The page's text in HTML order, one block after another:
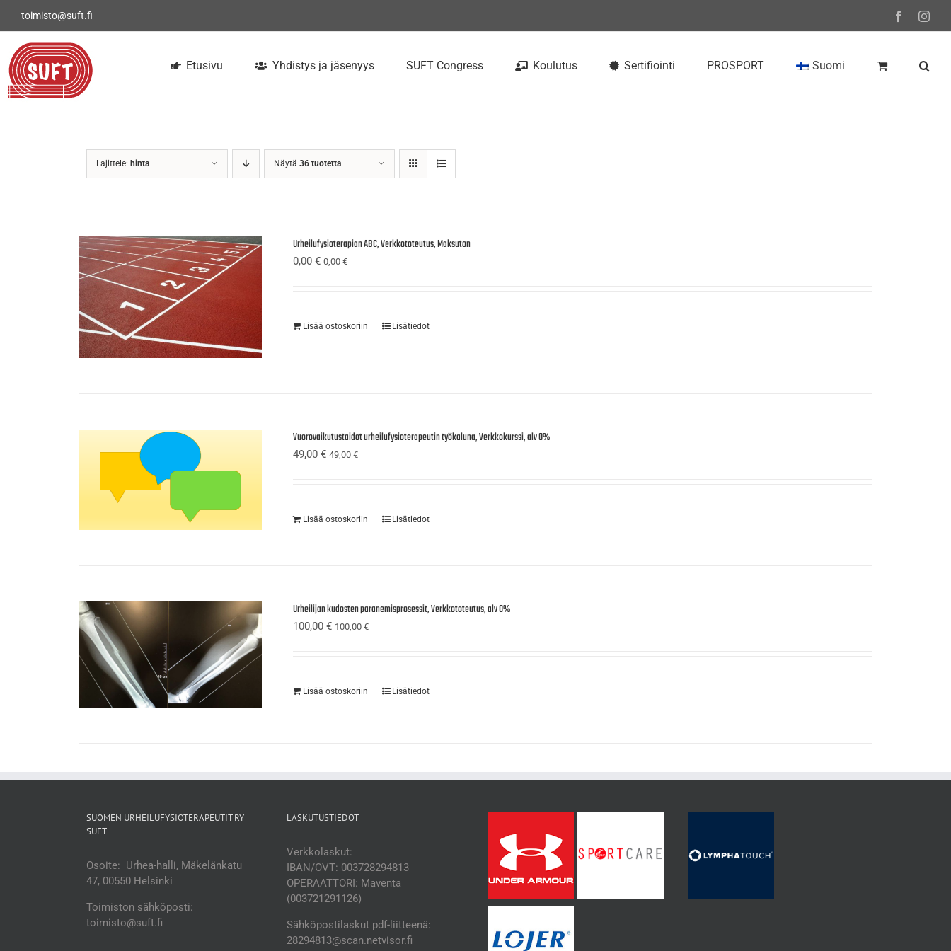
toimisto@suft.fi Facebook
Etusivu Yhdistys ja jäsenyys SUFT Congress Koulutus Sertifiointi PROSPORT Suomi
Lajittele: hinta Näytä 36 tuotetta
Urheilufysioterapian ABC, Verkkototeutus, Maksuton
0,00€ 0,00€
Lisää ostoskoriin Lisätiedot
Vuorovaikutustaidot urheilufysioterapeutin työkaluna, Verkkokurssi, alv 0%
49,00€ 49,00€
Lisää ostoskoriin Lisätiedot
Urheilijan kudosten paranemisprosessit, Verkkototeutus, alv 0%
100,00€ 100,00€
Lisää ostoskoriin Lisätiedot
SUOMEN URHEILUFYSIOTERAPEUTIT RY
SUFT
Osoite: Urhea-halli, Mäkelänkatu
47, 00550 Helsinki
Toimiston sähköposti:
toimisto@suft.fi
LASKUTUSTIEDOT
Verkkolaskut:
IBAN/OVT: 003728294813
OPERAATTORI: Maventa
(003721291126)
Sähköpostilaskut pdf-liitteenä:
28294813@scan.netvisor.fi